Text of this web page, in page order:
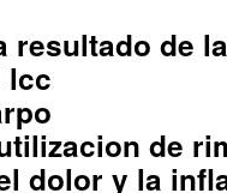
de
lcc
de
dolor y la